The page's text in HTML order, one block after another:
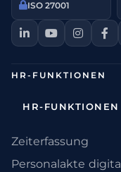
ISO 27001
HR-FUNKTIONEN
HR-FUNKTIONEN
Zeiterfassung
Personalakte digital